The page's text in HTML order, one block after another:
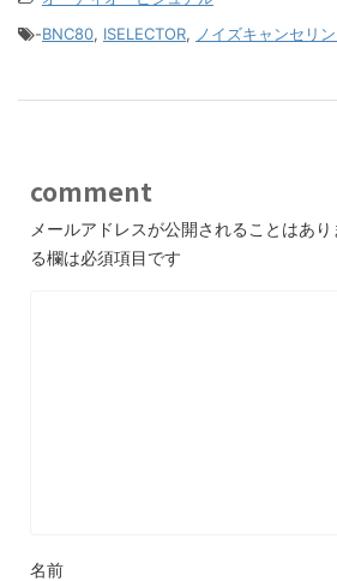
-BNC80, ISELECTOR, ノイズキャンセリ
comment
メールアドレスが公開されることはあり
る欄は必須項目です
名前